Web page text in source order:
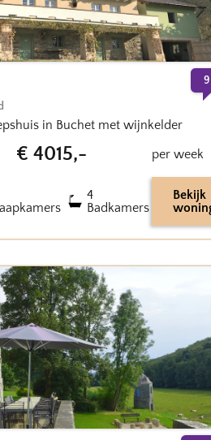
9
in Buchet met wijnkelder
€ 4015,- per week
4
Badkamers
Bekijk